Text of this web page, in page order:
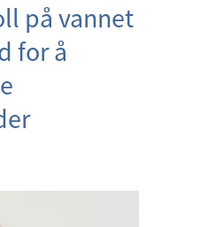
på vannet
for å